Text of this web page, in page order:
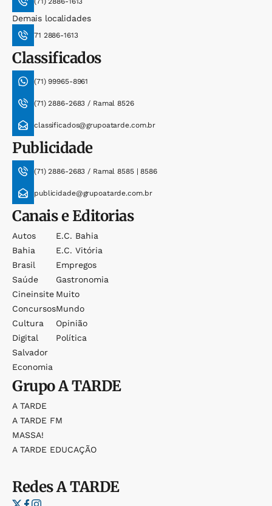
Demais localidades
71 2886-1613
Classificados
(71) 99965-8961
(71) 2886-2683 / Ramal 8526
classificados@grupoatarde.com.br
Publicidade
(71) 2886-2683 / Ramal 8585 | 8586
publicidade@grupoatarde.com.br
Canais e Editorias
Autos
Bahia
Brasil
Saúde
Cineinsite
Concursos
Cultura
Digital
Salvador
Economia
E.c. Bahia
E.c. Vitória
Empregos
Gastronomia
Muito
Mundo
Opinião
Política
GrupoA TARDE
A TARDE
A TARDE FM
MASSA!
A TARDE EDUCAÇÃO
RedesA TARDE